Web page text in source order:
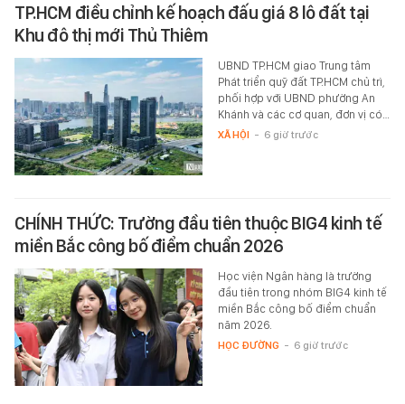
TP.HCM điều chỉnh kế hoạch đấu giá 8 lô đất tại
Khu đô thị mới Thủ Thiêm
UBND TP.HCM giao Trung tâm
Phát triển quỹ đất TP.HCM chủ trì,
phối hợp với UBND phường An
Khánh và các cơ quan, đơn vị có…
XÃ HỘI - 6 giờ trước
CHÍNH THỨC: Trường đầu tiên thuộc BIG4 kinh tế
miền Bắc công bố điểm chuẩn 2026
Học viện Ngân hàng là trường
đầu tiên trong nhóm BIG4 kinh tế
miền Bắc công bố điểm chuẩn
năm 2026.
HỌC ĐƯỜNG - 6 giờ trước